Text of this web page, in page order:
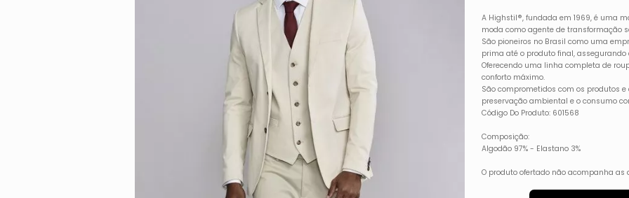
A Highstil®, fundada em 1969, é uma
moda como agente de transformação
São pioneiros no Brasil como uma
prima até o produto final,
Oferecendo uma linha completa de
conforto máximo.
São comprometidos com os produtos
preservação ambiental e o consumo
Código Do Produto: 601568
Composição:
Algodão 97% - Elastano 3%
O produto ofertado não acompanha as